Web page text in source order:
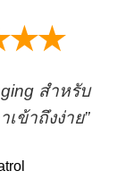
สำหรับ
ข้าถึงง่าย”